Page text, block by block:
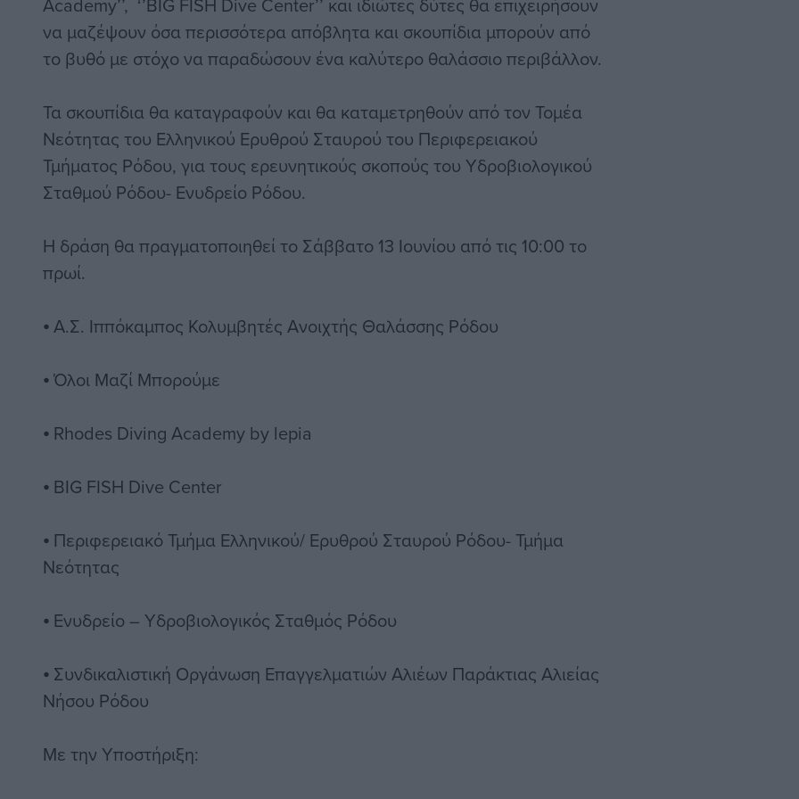
να μαζέψουν όσα περισσότερα απόβλητα και σκουπίδια μπορούν από
το βυθό με στόχο να παραδώσουν ένα καλύτερο θαλάσσιο περιβάλλον.
Τα σκουπίδια θα καταγραφούν και θα καταμετρηθούν από τον Τομέα
Νεότητας του Ελληνικού Ερυθρού Σταυρού του Περιφερειακού
Τμήματος Ρόδου, για τους ερευνητικούς σκοπούς του Υδροβιολογικού
Σταθμού Ρόδου- Ενυδρείο Ρόδου.
Η δράση θα πραγματοποιηθεί τo Σάββατο 13 Ιουνίου από τις 10:00 το
πρωί.
⦁ Α.Σ. Ιππόκαμπος Κολυμβητές Ανοιχτής Θαλάσσης Ρόδου
⦁ Όλοι Μαζί Μπορούμε
⦁ Rhodes Diving Academy by lepia
⦁ BIG FISH Dive Center
⦁ Περιφερειακό Τμήμα Ελληνικού/ Ερυθρού Σταυρού Ρόδου- Τμήμα
Νεότητας
⦁ Ενυδρείο – Υδροβιολογικός Σταθμός Ρόδου
⦁ Συνδικαλιστική Οργάνωση Επαγγελματιών Αλιέων Παράκτιας Αλιείας
Νήσου Ρόδου
Με την Υποστήριξη: